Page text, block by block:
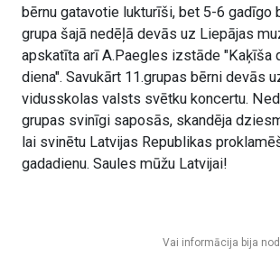
bērnu gatavotie lukturīši, bet 5-6 gadīgo
grupa šajā nedēļā devās uz Liepājas
apskatīta arī A.Paegles izstāde "Kaķīša
diena". Savukārt 11.grupas bērni devās
vidusskolas valsts svētku koncertu.
grupas svinīgi saposās, skandēja
lai svinētu Latvijas Republikas
gadadienu. Saules mūžu Latvijai!
Vai informācija bija